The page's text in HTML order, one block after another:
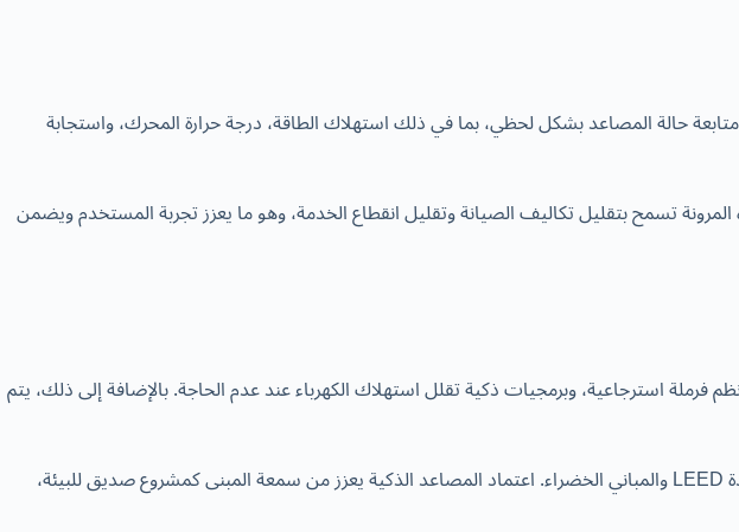
حالة المصاعد بشكل لحظي، بما في ذلك استهلاك الطاقة، درجة حرارة المحرك، واستجابة
تسمح بتقليل تكاليف الصيانة وتقليل انقطاع الخدمة، وهو ما يعزز تجربة المستخدم ويضمن
استرجاعية، وبرمجيات ذكية تقلل استهلاك الكهرباء عند عدم الحاجة. بالإضافة إلى ذلك، يتم
الاستدامة ليست مجرد تقليل التكاليف التشغيلية، بل تتعلق أيضًا بالالتزام بالمعايير البيئية للمباني الحديثة، مثل شهادة LEED والمباني الخضراء. اعتماد المصاعد الذكية يعزز من سمعة المبنى كمشروع صديق للبيئة،